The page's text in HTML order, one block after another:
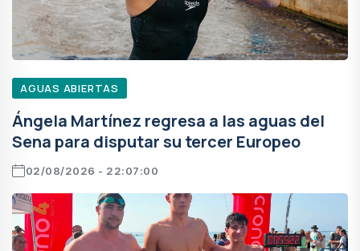
AGUAS ABIERTAS
Ángela Martínez regresa a las aguas del
Sena para disputar su tercer Europeo
02/08/2026 - 22:07:00